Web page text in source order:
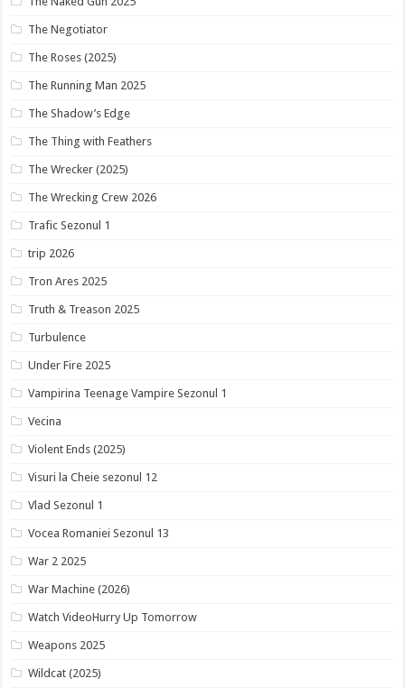
The Negotiator
The Roses (2025)
The Running Man 2025
The Shadow’s Edge
The Thing with Feathers
The Wrecker (2025)
The Wrecking Crew 2026
Trafic Sezonul 1
trip 2026
Tron Ares 2025
Truth & Treason 2025
Turbulence
Under Fire 2025
Vampirina Teenage Vampire Sezonul 1
Vecina
Violent Ends (2025)
Visuri la Cheie sezonul 12
Vlad Sezonul 1
Vocea Romaniei Sezonul 13
War 2 2025
War Machine (2026)
Watch VideoHurry Up Tomorrow
Weapons 2025
Wildcat (2025)